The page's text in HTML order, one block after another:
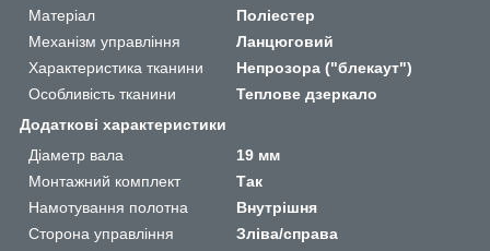
Матеріал
Поліестер
Механізм управління
Ланцюговий
Характеристика тканини
Непрозора ("блекаут")
Особливість тканини
Теплове дзеркало
Додаткові характеристики
Діаметр вала
19 мм
Монтажний комплект
Так
Намотування полотна
Внутрішня
Сторона управління
Зліва/справа